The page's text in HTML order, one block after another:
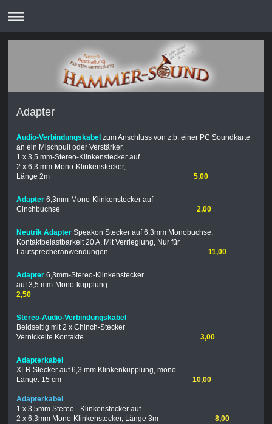
Adapter
Audio-Verbindungskabel zum Anschluss von z.b. einer PC Soundkarte
an ein Mischpult oder Verstärker.
1 x 3,5 mm-Stereo-Klinkenstecker auf
2 x 6,3 mm-Mono-Klinkenstecker,
Länge 2m 5,00
Adapter 6,3mm-Mono-Klinkenstecker auf
Cinchbuchse 2,00
Neutrik Adapter Speakon Stecker auf 6,3mm Monobuchse,
Kontaktbelastbarkeit 20 A, Mit Verrieglung, Nur für
Lautsprecheranwendungen
11,00
Adapter 6,3mm-Stereo-Klinkenstecker
auf 3,5 mm-Mono-kupplung
2,50
Stereo-Audio-Verbindungskabel
Beidseitig mit 2 x Chinch-Stecker
Vernickelte Kontakte
3,00
Adapterkabel
XLR Stecker auf 6,3 mm Klinkenkupplung, mono
Länge: 15 cm
10,00
Adapterkabel
1 x 3,5mm Stereo - Klinkenstecker auf
2 x 6,3mm Mono-Klinkenstecker, Länge 3m
8,00